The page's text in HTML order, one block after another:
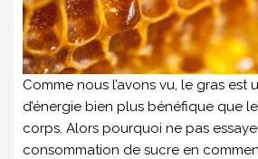
Comme nous l’avons vu, le gras est
d’énergie bien plus bénéfique que
corps. Alors pourquoi ne pas
consommation de sucre en